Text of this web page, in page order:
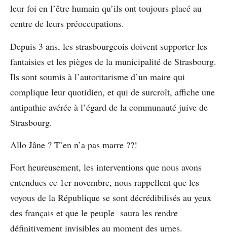
leur foi en l’être humain qu’ils ont toujours placé au
centre de leurs préoccupations.
Depuis 3 ans, les strasbourgeois doivent supporter les
fantaisies et les pièges de la municipalité de Strasbourg.
Ils sont soumis à l’autoritarisme d’un maire qui
complique leur quotidien, et qui de surcroît, affiche une
antipathie avérée à l’égard de la communauté juive de
Strasbourg.
Allo Jâne ? T’en n’a pas marre ??!
Fort heureusement, les interventions que nous avons
entendues ce 1er novembre, nous rappellent que les
voyous de la République se sont décrédibilisés au yeux
des français et que le peuple saura les rendre
définitivement invisibles au moment des urnes.